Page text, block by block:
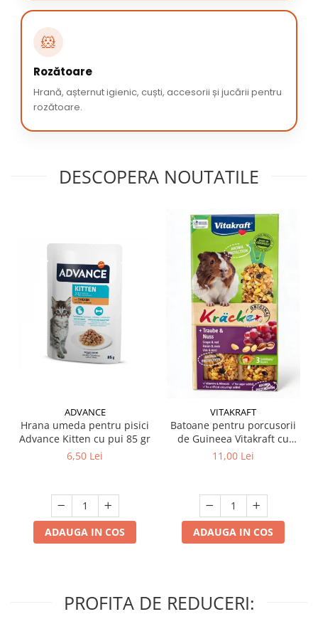
🐹
Rozătoare
Hrană, așternut igienic, cuști, accesorii și jucării pentru
rozătoare.
DESCOPERA NOUTATILE
ADVANCE
Hrana umeda pentru pisici
Advance Kitten cu pui 85 gr
6,50 Lei
ADAUGA IN COS
VITAKRAFT
Batoane pentru porcusorii
de Guineea Vitakraft cu
struguri & nuci 2 buc
11,00 Lei
ADAUGA IN COS
PROFITA DE REDUCERI: